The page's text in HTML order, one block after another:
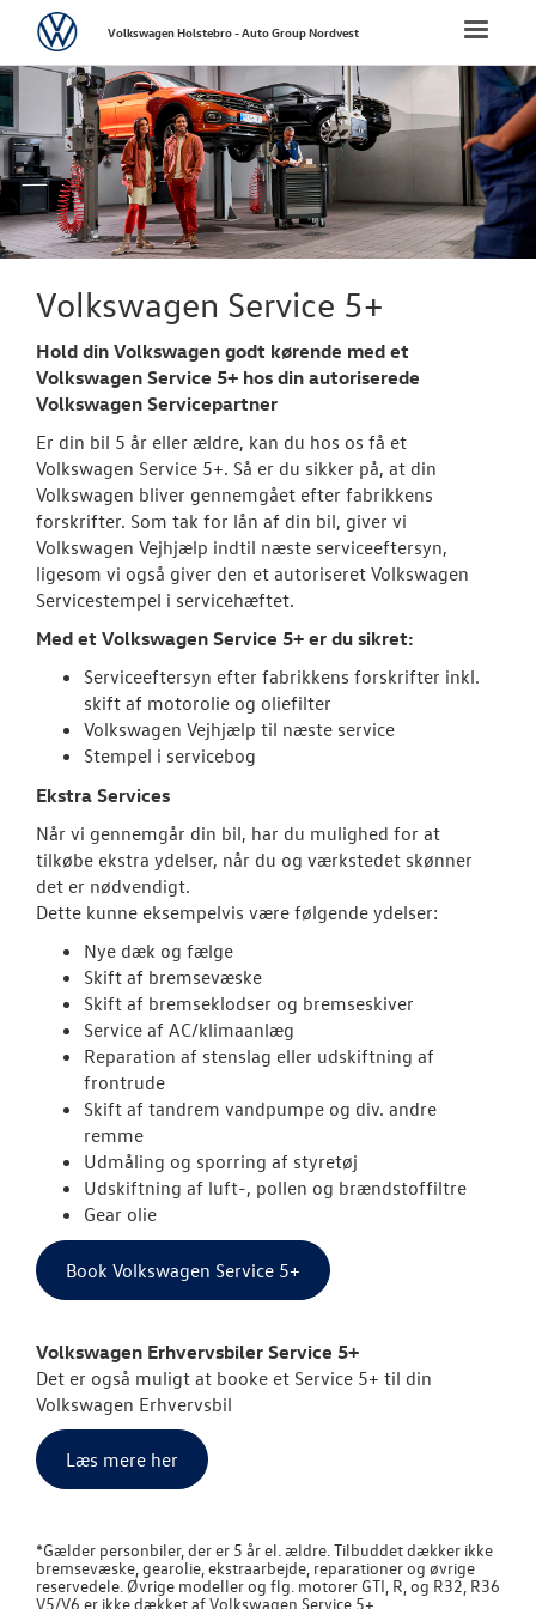
FORSIDE
NYE
NYE VAREBILER
VÆRKSTED
Hjulskifte
Koncepter og
VW Connect
Service 5+
Mere effekt
RESERVEDELE
Toggle
VolkswagenVolkswagen Holstebro - Auto Group Nordvest
Volkswagen Service 5+
Hold din Volkswagen godt kørende med et
Volkswagen Service 5+ hos din autoriserede
Volkswagen Servicepartner
Er din bil 5 år eller ældre, kan du hos os få et
Volkswagen Service 5+. Så er du sikker på, at din
Volkswagen bliver gennemgået efter fabrikkens
forskrifter. Som tak for lån af din bil, giver vi
Volkswagen Vejhjælp indtil næste serviceeftersyn,
ligesom vi også giver den et autoriseret Volkswagen
Servicestempel i servicehæftet.
Med et Volkswagen Service 5+ er du sikret:
Serviceeftersyn efter fabrikkens forskrifter inkl.
skift af motorolie og oliefilter
Volkswagen Vejhjælp til næste service
Stempel i servicebog
Ekstra Services
Når vi gennemgår din bil, har du mulighed for at
tilkøbe ekstra ydelser, når du og værkstedet skønner
det er nødvendigt.
Dette kunne eksempelvis være følgende ydelser:
Nye dæk og fælge
Skift af bremsevæske
Skift af bremseklodser og bremseskiver
Service af AC/klimaanlæg
Reparation af stenslag eller udskiftning af
frontrude
Skift af tandrem vandpumpe og div. andre
remme
Udmåling og sporring af styretøj
Udskiftning af luft-, pollen og brændstoffiltre
Gear olie
Book Volkswagen Service 5+
Volkswagen Erhvervsbiler Service 5+
Det er også muligt at booke et Service 5+ til din
Volkswagen Erhvervsbil
Læs mere her
*Gælder personbiler, der er 5 år el. ældre. Tilbuddet dækker ikke
bremsevæske, gearolie, ekstraarbejde, reparationer og øvrige
reservedele. Øvrige modeller og flg. motorer GTI, R, og R32, R36
V5/V6 er ikke dækket afVolkswagen Service 5+.